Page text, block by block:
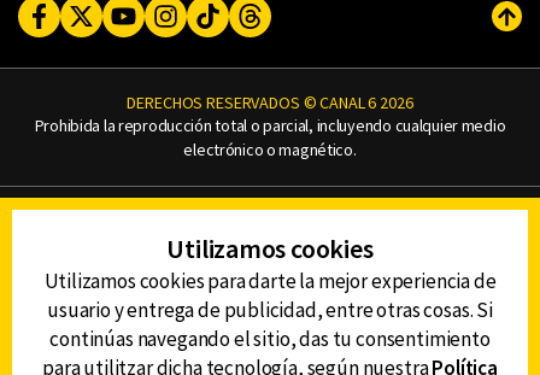
FacebookTwitterYoutubeInstagram
TikTokThreads
DERECHOS RESERVADOS © CANAL 6 2026
Prohibida la reproducción total o parcial, incluyendo cualquier medio
electrónico o magnético.
AVISO DE PRIVACIDAD
AVISO LEGAL
DEFENSORÍA DE LAS AUDIENCIAS
Utilizamos cookies
Utilizamos cookies para darte la mejor experiencia de
usuario y entrega de publicidad, entre otras cosas. Si
continúas navegando el sitio, das tu consentimiento
para utilitzar dicha tecnología, según nuestraPolítica